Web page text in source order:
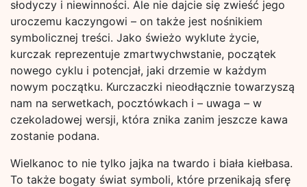
słodyczy i niewinności. Ale nie dajcie się zwieść jego
uroczemu kaczyngowi – on także jest nośnikiem
symbolicznej treści. Jako świeżo wyklute życie,
kurczak reprezentuje zmartwychwstanie, początek
nowego cyklu i potencjał, jaki drzemie w każdym
nowym początku. Kurczaczki nieodłącznie towarzyszą
nam na serwetkach, pocztówkach i – uwaga – w
czekoladowej wersji, która znika zanim jeszcze kawa
zostanie podana.
Wielkanoc to nie tylko jajka na twardo i biała kiełbasa.
To także bogaty świat symboli, które przenikają sferę